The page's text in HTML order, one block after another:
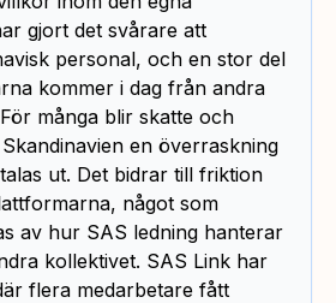
gjort det svårare att
personal, och en stor del
kommer i dag från andra
många blir skatte och
en överraskning
ut. Det bidrar till friktion
något som
av hur SAS ledning hanterar
kollektivet. SAS Link har
flera medarbetare fått